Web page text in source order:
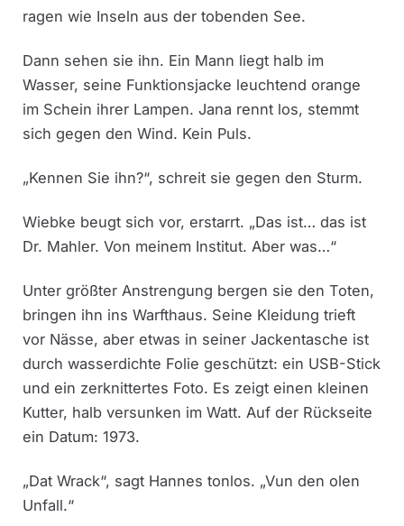
ragen wie Inseln aus der tobenden See.
Dann sehen sie ihn. Ein Mann liegt halb im
Wasser, seine Funktionsjacke leuchtend orange
im Schein ihrer Lampen. Jana rennt los, stemmt
sich gegen den Wind. Kein Puls.
„Kennen Sie ihn?“, schreit sie gegen den Sturm.
Wiebke beugt sich vor, erstarrt. „Das ist… das ist
Dr. Mahler. Von meinem Institut. Aber was…“
Unter größter Anstrengung bergen sie den Toten,
bringen ihn ins Warfthaus. Seine Kleidung trieft
vor Nässe, aber etwas in seiner Jackentasche ist
durch wasserdichte Folie geschützt: ein USB-Stick
und ein zerknittertes Foto. Es zeigt einen kleinen
Kutter, halb versunken im Watt. Auf der Rückseite
ein Datum: 1973.
„Dat Wrack“, sagt Hannes tonlos. „Vun den olen
Unfall.“